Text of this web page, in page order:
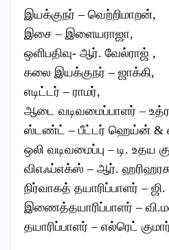
இயக்குநர் – வெற்றிமாறன்,
இசை – இளையராஜா,
ஒளிபதிவு- ஆர். வேல்ராஜ் ,
கலை இயக்குநர் – ஜாக்கி,
எடிட்டர் – ராமர்,
ஆடை வடிவமைப்பாளர் –
ஸ்டண்ட் – பீட்டர் ஹெய்ன் &
ஒலி வடிவமைப்பு – டி. உதய
விஎஃப்எக்ஸ் – ஆர்.
நிர்வாகத் தயாரிப்பாளர் –
இணைத்தயாரிப்பாளர் –
தயாரிப்பாளர் – எல்ரெட்